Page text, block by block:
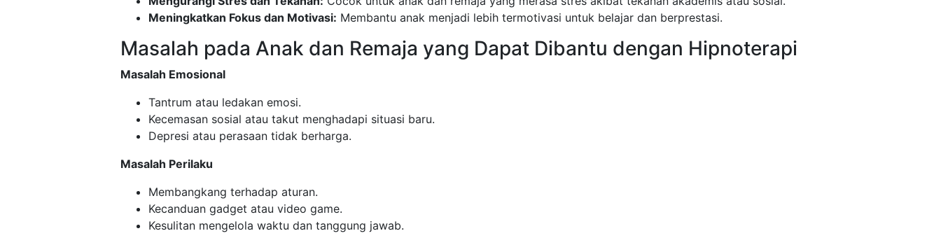
Meningkatkan Fokus dan Motivasi: Membantu anak menjadi lebih termotivasi untuk belajar dan berprestasi.
Masalah pada Anak dan Remaja yang Dapat Dibantu dengan Hipnoterapi
Masalah Emosional
Tantrum atau ledakan emosi.
Kecemasan sosial atau takut menghadapi situasi baru.
Depresi atau perasaan tidak berharga.
Masalah Perilaku
Membangkang terhadap aturan.
Kecanduan gadget atau video game.
Kesulitan mengelola waktu dan tanggung jawab.